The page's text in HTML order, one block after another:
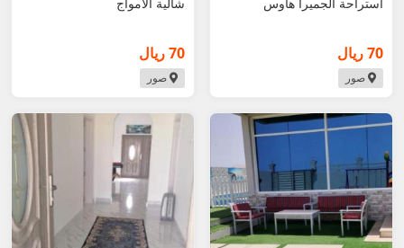
70 ريال
صور
70 ريال
صور